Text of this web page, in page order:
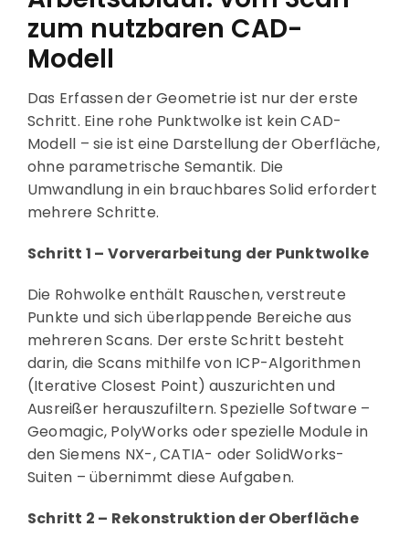
zum nutzbaren CAD-
Modell
Das Erfassen der Geometrie ist nur der erste
Schritt. Eine rohe Punktwolke ist kein CAD-
Modell – sie ist eine Darstellung der Oberfläche,
ohne parametrische Semantik. Die
Umwandlung in ein brauchbares Solid erfordert
mehrere Schritte.
Schritt 1 – Vorverarbeitung der Punktwolke
Die Rohwolke enthält Rauschen, verstreute
Punkte und sich überlappende Bereiche aus
mehreren Scans. Der erste Schritt besteht
darin, die Scans mithilfe von ICP-Algorithmen
(Iterative Closest Point) auszurichten und
Ausreißer herauszufiltern. Spezielle Software –
Geomagic, PolyWorks oder spezielle Module in
den Siemens NX-, CATIA- oder SolidWorks-
Suiten – übernimmt diese Aufgaben.
Schritt 2 – Rekonstruktion der Oberfläche